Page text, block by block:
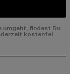
umgeht, findest Du
kostenfei